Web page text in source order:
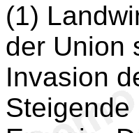
(1)
der Union
Invasion